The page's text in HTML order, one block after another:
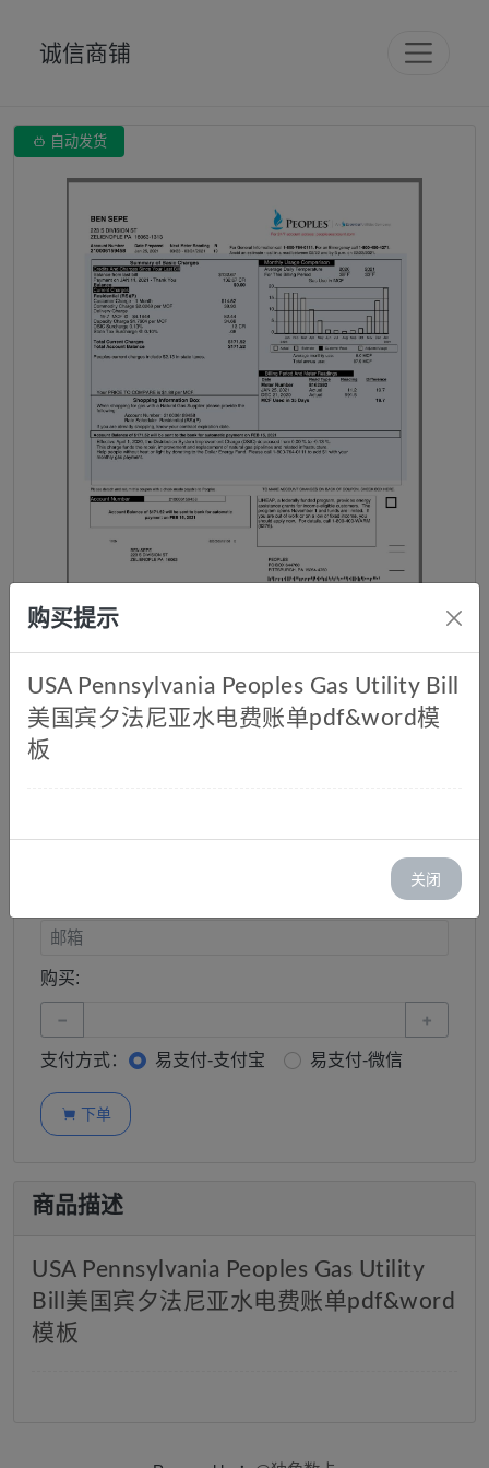
诚信商铺
 自动发货
美国宾夕法尼亚水电费账单
购买:
− +
支付方式： 易支付-支付宝 易支付-微信
 下单
商品描述
USA Pennsylvania Peoples Gas Utility
Bill美国宾夕法尼亚水电费账单pdf&word
模板
购买提示
USA Pennsylvania Peoples Gas Utility Bill
美国宾夕法尼亚水电费账单pdf&word模
板
关闭